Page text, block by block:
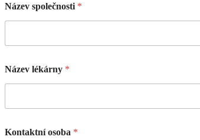
Název společnosti *
Název lékárny *
Kontaktní osoba *